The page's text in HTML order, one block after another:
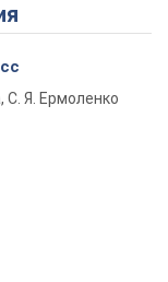
С. Я. Ермоленко